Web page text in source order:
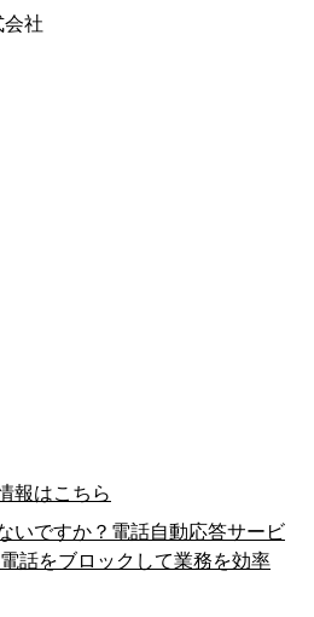
社
報はこちら
いですか？電話自動応答サービ
話をブロックして業務を効率